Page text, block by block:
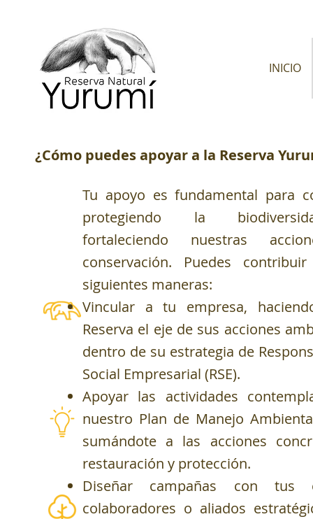
INICIO
¿Cómo puedes apoyar a la Reserva
Tu apoyo es fundamental para
protegiendo la
fortaleciendo nuestras
conservación. Puedes
siguientes maneras:
Vincular a tu empresa,
Reserva el eje de sus acciones
dentro de su estrategia de
Social Empresarial (RSE).
Apoyar las actividades
nuestro Plan de Manejo
sumándote a las acciones
restauración y protección.
Diseñar campañas con tus
colaboradores o aliados